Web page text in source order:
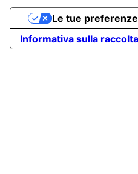
Informativa sulla raccolta
Le tue